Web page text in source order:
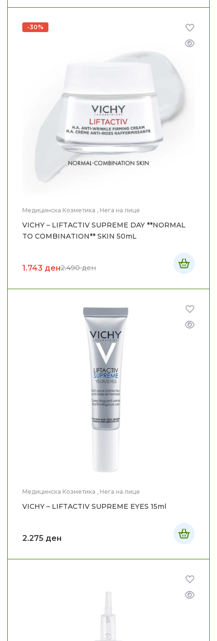
-30%
Медицинска Козметика , Нега на лице
VICHY – LIFTACTIV SUPREME DAY **NORMAL
TO COMBINATION** SKIN 50mL
2.490ден
1.743 ден
Медицинска Козметика , Нега на лице
VICHY – LIFTACTIV SUPREME EYES 15ml
2.275 ден